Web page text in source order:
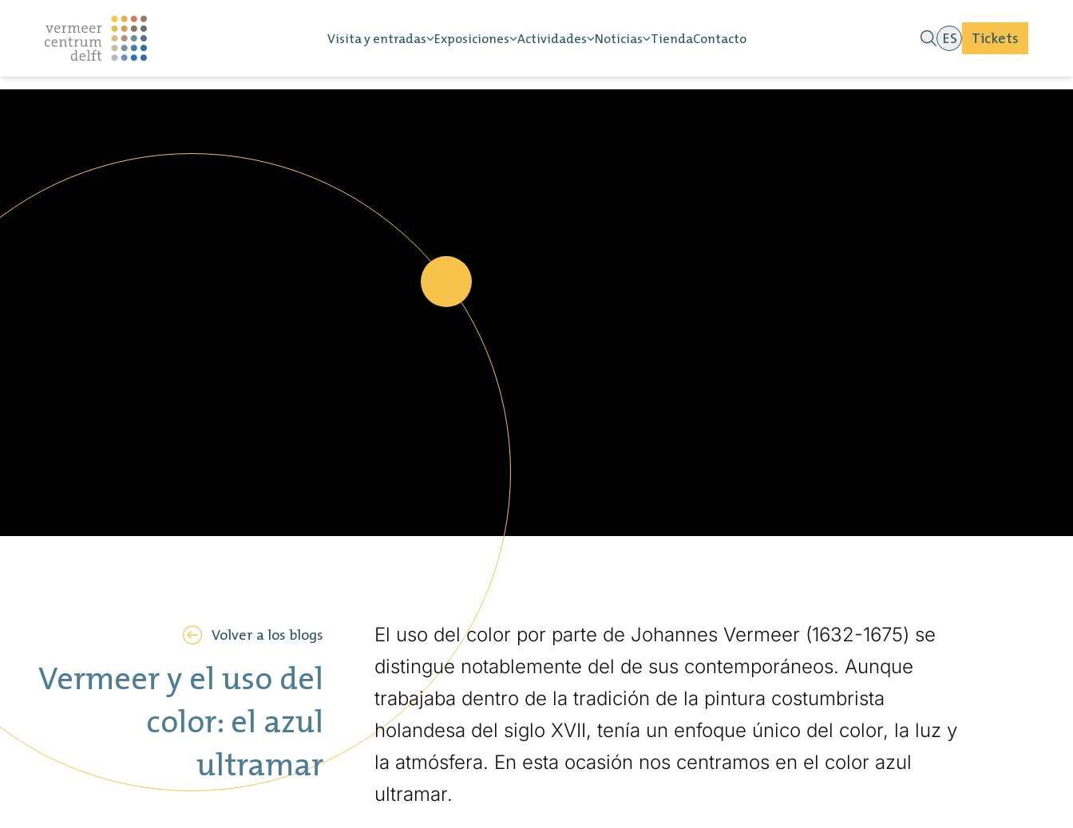
Visita y entradas Exposiciones Actividades Noticias TiendaContacto ES Tickets
Volver a los blogs
Vermeer y el uso del
color: el azul
ultramar
El uso del color por parte de Johannes Vermeer (1632-1675) se
distingue notablemente del de sus contemporáneos. Aunque
trabajaba dentro de la tradición de la pintura costumbrista
holandesa del siglo XVII, tenía un enfoque único del color, la luz y
la atmósfera. En esta ocasión nos centramos en el color azul
ultramar.